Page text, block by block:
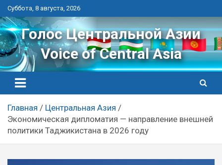
Перейти
к
контенту
Суббота, 8 августа, 2026
Голос Центральной Азии
Voice of Central Asia
Главная
Центральная Азия
Экономическая дипломатия — направление внешней
политики Таджикистана в 2026 году